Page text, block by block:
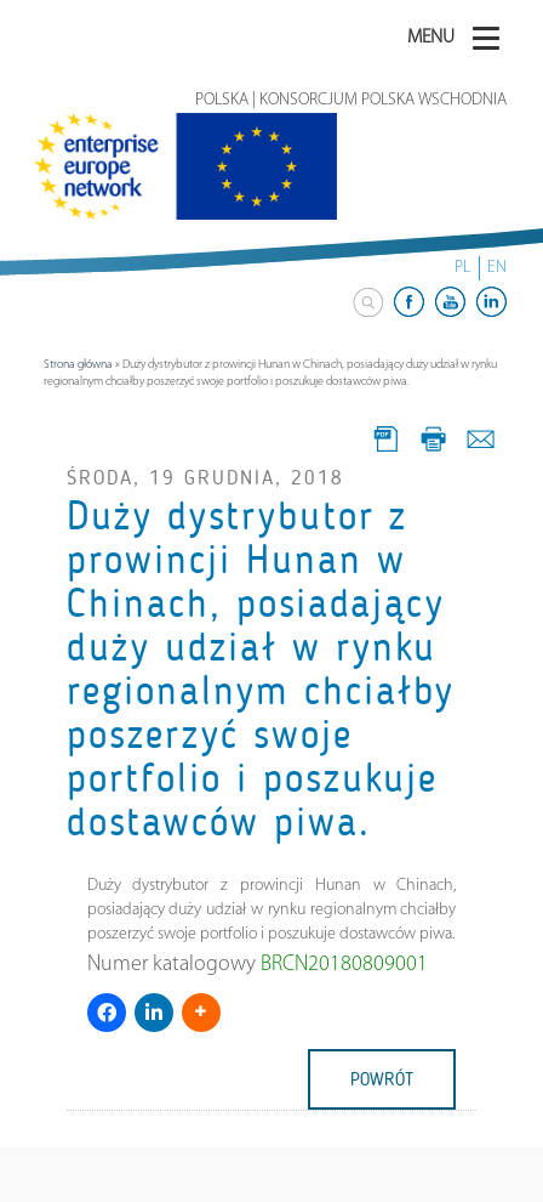
MENU
POLSKA | KONSORCJUM POLSKA WSCHODNIA
PL EN
Strona główna » Duży dystrybutor z prowincji Hunan w Chinach, posiadający duży udział w rynku
regionalnym chciałby poszerzyć swoje portfolio i poszukuje dostawców piwa.
ŚRODA, 19 GRUDNIA, 2018
Duży dystrybutor z
prowincji Hunan w
Chinach, posiadający
duży udział w rynku
regionalnym chciałby
poszerzyć swoje
portfolio i poszukuje
dostawców piwa.
Duży dystrybutor z prowincji Hunan w Chinach,
posiadający duży udział w rynku regionalnym chciałby
poszerzyć swoje portfolio i poszukuje dostawców piwa.
Numer katalogowy BRCN20180809001
POWRÓT